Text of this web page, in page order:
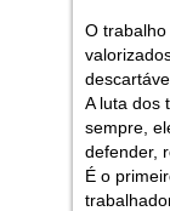
O
A luta dos
sempre,
defender,
É o